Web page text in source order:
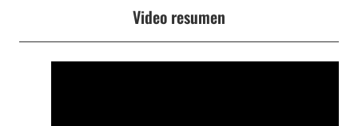
Video resumen